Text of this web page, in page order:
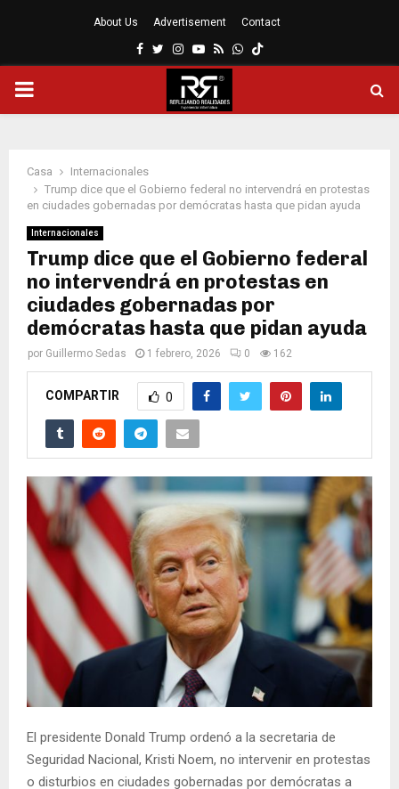
About Us Advertisement Contact
Facebook
Twitter
Instagram
Youtube
RssWhatsapp
MENÚ
Casa
Internacionales
Trump dice que el Gobierno federal no intervendrá en protestas
en ciudades gobernadas por demócratas hasta que pidan ayuda
Internacionales
Trump dice que el Gobierno federal
no intervendrá en protestas en
ciudades gobernadas por
demócratas hasta que pidan ayuda
por Guillermo Sedas 1 febrero, 2026 0 162
COMPARTIR 0
El presidente Donald Trump ordenó a la secretaria de
Seguridad Nacional, Kristi Noem, no intervenir en protestas
o disturbios en ciudades gobernadas por demócratas a